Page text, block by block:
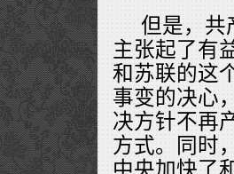
但是，共
主张起了有
和苏联的这
事变的决心
决方针不再
方式。同时